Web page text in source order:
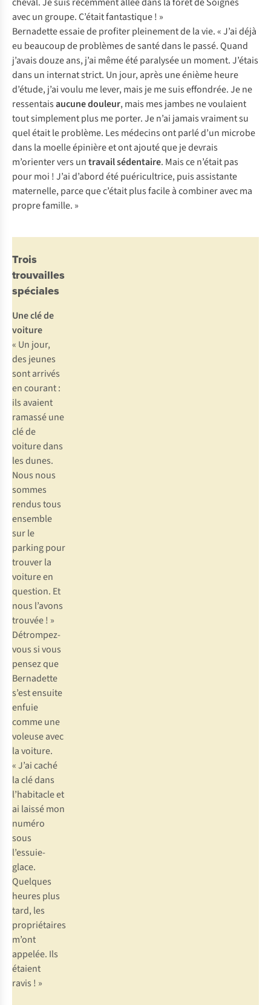
avec un groupe. C’était fantastique ! »
Bernadette essaie de profiter pleinement de la vie. « J’ai déjà
eu beaucoup de problèmes de santé dans le passé. Quand
j’avais douze ans, j’ai même été paralysée un moment. J’étais
dans un internat strict. Un jour, après une énième heure
d’étude, j’ai voulu me lever, mais je me suis effondrée. Je ne
ressentaisaucune douleur, mais mes jambes ne voulaient
tout simplement plus me porter. Je n’ai jamais vraiment su
quel était le problème. Les médecins ont parlé d’un microbe
dans la moelle épinière et ont ajouté que je devrais
m’orienter vers untravail sédentaire. Mais ce n’était pas
pour moi ! J’ai d’abord été puéricultrice, puis assistante
maternelle, parce que c’était plus facile à combiner avec ma
propre famille. »
Trois
trouvailles
spéciales
Une clé de
voiture
« Un jour,
des jeunes
sont arrivés
en courant :
ils avaient
ramassé une
clé de
voiture dans
les dunes.
Nous nous
sommes
rendus tous
ensemble
sur le
parking pour
trouver la
voiture en
question. Et
nous l’avons
trouvée ! »
Détrompez-
vous si vous
pensez que
Bernadette
s’est ensuite
enfuie
comme une
voleuse avec
la voiture.
« J’ai caché
la clé dans
l’habitacle et
ai laissé mon
numéro
sous
l’essuie-
glace.
Quelques
heures plus
tard, les
propriétaires
m’ont
appelée. Ils
étaient
ravis ! »